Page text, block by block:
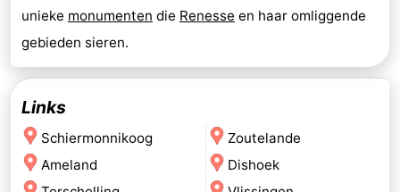
unieke monumenten die Renesse en haar omliggende
gebieden sieren.
Links
Schiermonnikoog
Ameland
Zoutelande
Dishoek